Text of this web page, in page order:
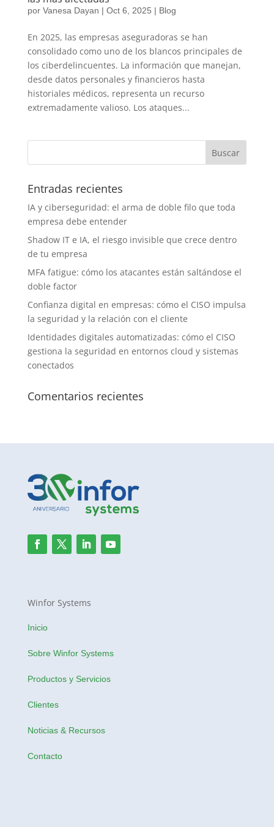
por Vanesa Dayan | Oct 6, 2025 | Blog
En 2025, las empresas aseguradoras se han
consolidado como uno de los blancos principales de
los ciberdelincuentes. La información que manejan,
desde datos personales y financieros hasta
historiales médicos, representa un recurso
extremadamente valioso. Los ataques...
Entradas recientes
IA y ciberseguridad: el arma de doble filo que toda
empresa debe entender
Shadow IT e IA, el riesgo invisible que crece dentro
de tu empresa
MFA fatigue: cómo los atacantes están saltándose el
doble factor
Confianza digital en empresas: cómo el CISO impulsa
la seguridad y la relación con el cliente
Identidades digitales automatizadas: cómo el CISO
gestiona la seguridad en entornos cloud y sistemas
conectados
Comentarios recientes
Winfor Systems
Inicio
Sobre Winfor Systems
Productos y Servicios
Clientes
Noticias & Recursos
Contacto